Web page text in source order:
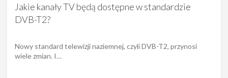
Jakie kanały TV będą dostępne w standardzie
DVB-T2?
Nowy standard telewizji naziemnej, czyli DVB-T2, przynosi
wiele zmian. I…